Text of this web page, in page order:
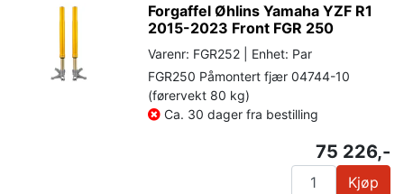
Forgaffel Øhlins Yamaha YZF R1
2015-2023 Front FGR 250
Varenr: FGR252 | Enhet: Par
FGR250 Påmontert fjær 04744-10
(førervekt 80 kg)
Ca. 30 dager fra bestilling
75 226,-
Kjøp